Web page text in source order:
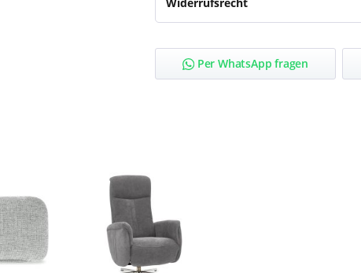
Widerrufsrecht
Per WhatsApp fragen